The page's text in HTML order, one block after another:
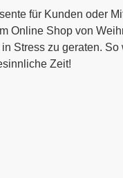
für Kunden oder
Online Shop von
Stress zu geraten. So
Zeit!